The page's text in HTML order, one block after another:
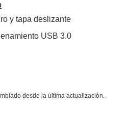
y tapa deslizante
USB 3.0
desde la última actualización.